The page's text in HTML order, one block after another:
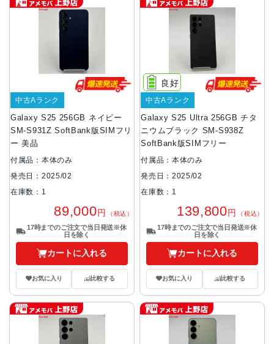
Galaxy S25 256GB ネイビー
SM-S931Z SoftBank版SIMフリ
ー 美品
中古Aランク
付属品：本体のみ
発売日：2025/02
在庫数：1
89,000円 （税込）
17時までのご注文で当日発送※休
日を除く
カートに入れる
お気に入り 比較する
Galaxy S25 Ultra 256GB チタ
ニウムブラック SM-S938Z
SoftBank版SIMフリー
良好
中古Aランク
付属品：本体のみ
発売日：2025/02
在庫数：1
139,800円 （税込）
17時までのご注文で当日発送※休
日を除く
カートに入れる
お気に入り 比較する